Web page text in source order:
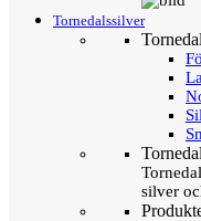
Tornedalssilver
silver